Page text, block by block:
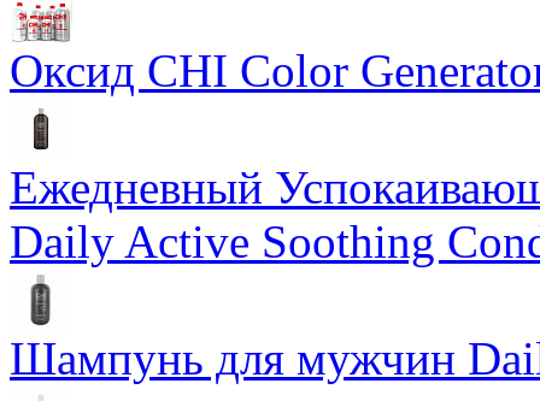
Оксид CHI Color
Ежедневный
Daily Active Soothing
Шампунь для мужчин